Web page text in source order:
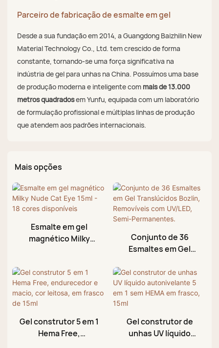
Parceiro de fabricação de esmalte em gel
Desde a sua fundação em 2014, a Guangdong Baizhilin New
Material Technology Co., Ltd. tem crescido de forma
constante, tornando-se uma força significativa na
indústria de gel para unhas na China. Possuímos uma base
de produção moderna e inteligente com mais de 13.000
metros quadradosem Yunfu, equipada com um laboratório
de formulação profissional e múltiplas linhas de produção
que atendem aos padrões internacionais.
Mais opções
Esmalte em gel
magnético Milky
Conjunto de 36
Esmaltes em Gel
Removíveis com
UV/LED, Semi-
Permanentes.
Gel construtor 5 em 1
Hema Free,
Gel construtor de
unhas UV líquido